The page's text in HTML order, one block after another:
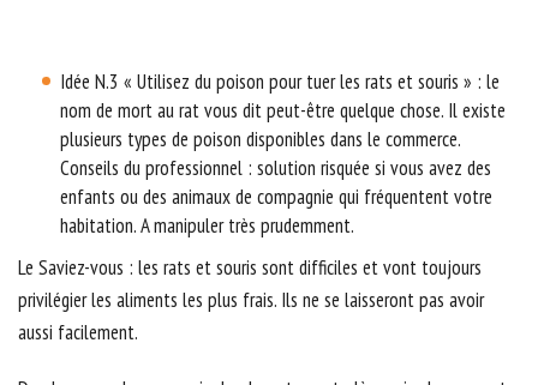
Idée N.3 « Utilisez du poison pour tuer les rats et souris » : le
nom de mort au rat vous dit peut-être quelque chose. Il existe
plusieurs types de poison disponibles dans le commerce.
Conseils du professionnel : solution risquée si vous avez des
enfants ou des animaux de compagnie qui fréquentent votre
habitation. A manipuler très prudemment.
Le Saviez-vous : les rats et souris sont difficiles et vont toujours
privilégier les aliments les plus frais. Ils ne se laisseront pas avoir
aussi facilement.